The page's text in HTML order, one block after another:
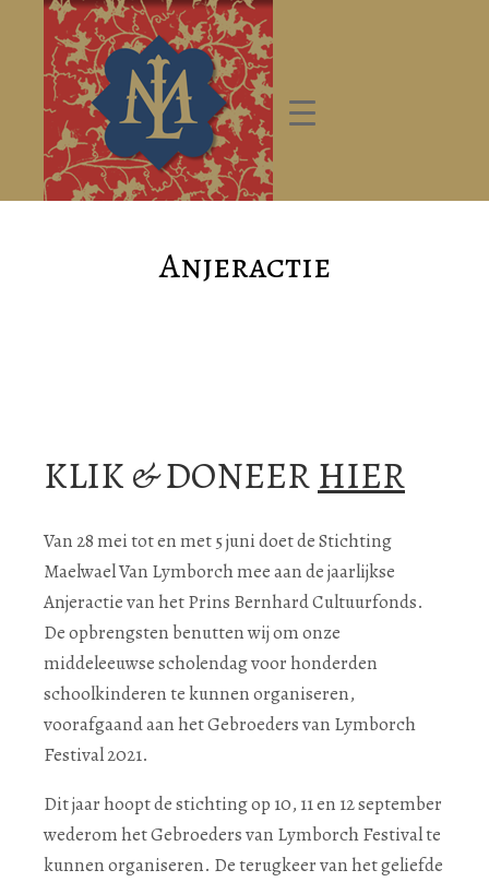
Anjeractie
KLIK & DONEERHIER
Van 28 mei tot en met 5 juni doet de Stichting
Maelwael Van Lymborch mee aan de jaarlijkse
Anjeractie van het Prins Bernhard Cultuurfonds.
De opbrengsten benutten wij om onze
middeleeuwse scholendag voor honderden
schoolkinderen te kunnen organiseren,
voorafgaand aan het Gebroeders van Lymborch
Festival 2021.
Dit jaar hoopt de stichting op 10, 11 en 12 september
wederom het Gebroeders van Lymborch Festival te
kunnen organiseren. De terugkeer van het geliefde